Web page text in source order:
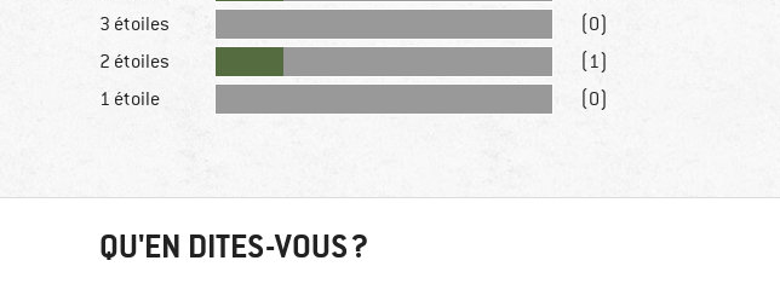
3 étoiles
(0)
2 étoiles
(1)
1 étoile
(0)
QU'EN DITES-VOUS ?